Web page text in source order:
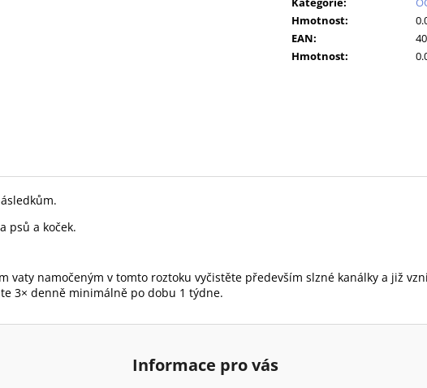
Hmotnost:
EAN:
Hmotnost:
psů a koček.
vaty namočeným v tomto roztoku vyčistěte především slzné kanálky a již
3× denně minimálně po dobu 1 týdne.
Informace pro vás